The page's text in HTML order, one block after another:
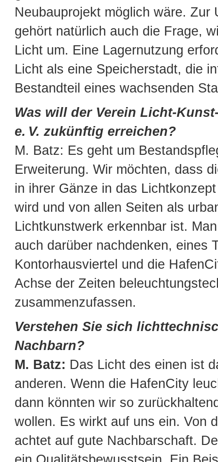
Neubauprojekt möglich wäre. Zur
gehört natürlich auch die Frage,
Licht um. Eine Lagernutzung
Licht als eine Speicherstadt, die
Bestandteil eines wachsenden
Was will der Verein Licht-
e. V. zukünftig erreichen?
M. Batz: Es geht um
Erweiterung. Wir möchten, dass
in ihrer Gänze in das
wird und von allen Seiten als
Lichtkunstwerk erkennbar ist.
auch darüber nachdenken, eines
Kontorhausviertel und die
Achse der Zeiten
zusammenzufassen.
Verstehen Sie sich
Nachbarn?
M. Batz: Das Licht des einen ist
anderen. Wenn die HafenCity
dann könnten wir so
wollen. Es wirkt auf uns ein. Von
achtet auf gute Nachbarschaft.